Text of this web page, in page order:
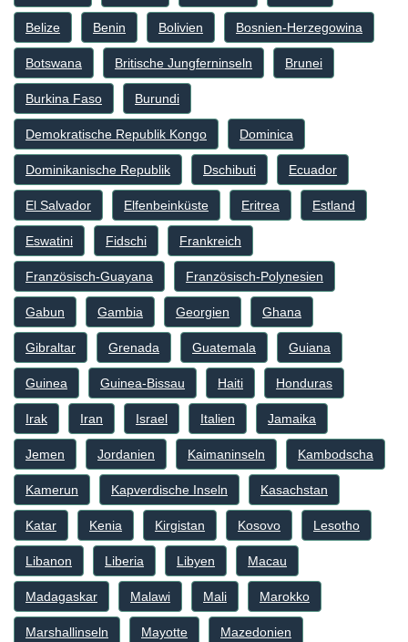
Belize Benin Bolivien Bosnien-Herzegowina
Botswana Britische Jungferninseln Brunei
Burkina Faso Burundi
Demokratische Republik Kongo Dominica
Dominikanische Republik Dschibuti Ecuador
El Salvador Elfenbeinküste Eritrea Estland
Eswatini Fidschi Frankreich
Französisch-Guayana Französisch-Polynesien
Gabun Gambia Georgien Ghana
Gibraltar Grenada Guatemala Guiana
Guinea Guinea-Bissau Haiti Honduras
Irak Iran Israel Italien Jamaika
Jemen Jordanien Kaimaninseln Kambodscha
Kamerun Kapverdische Inseln Kasachstan
Katar Kenia Kirgistan Kosovo Lesotho
Libanon Liberia Libyen Macau
Madagaskar Malawi Mali Marokko
Marshallinseln Mayotte Mazedonien